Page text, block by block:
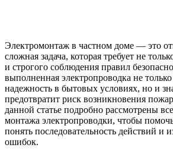
Электромонтаж в частном доме — это
сложная задача, которая требует не
и строгого соблюдения правил
выполненная электропроводка не
надежность в бытовых условиях, но и
предотвратит риск возникновения
данной статье подробно рассмотрены
монтажа электропроводки, чтобы
понять последовательность действий и
ошибок.